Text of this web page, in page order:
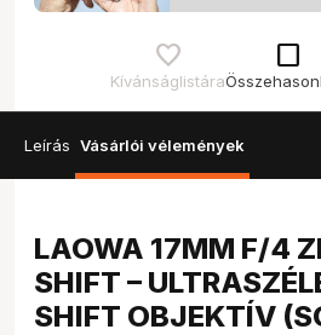
Kívánságlistára
check_box_outline_blank
Leírás Vásárlói vélemények
LAOWA 17MM F/4
SHIFT –
SHIFT OBJEKTÍV